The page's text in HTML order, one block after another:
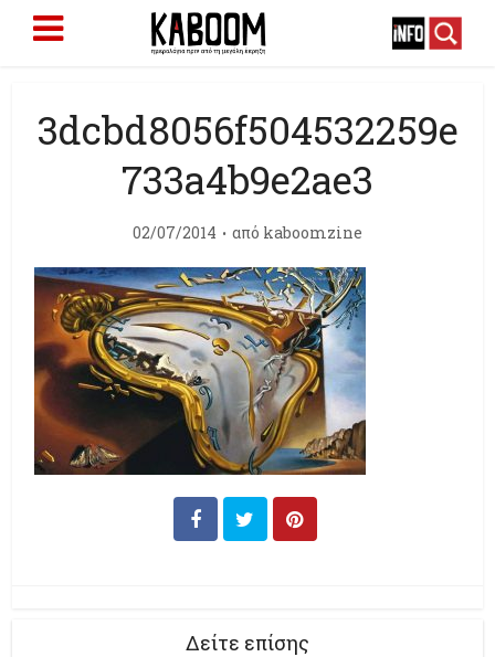
3dcbd8056f504532259e
733a4b9e2ae3
02/07/2014 από kaboomzine
Δείτε επίσης